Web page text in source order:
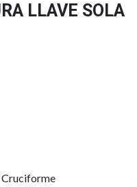
LLAVE SOLA
Cruciforme